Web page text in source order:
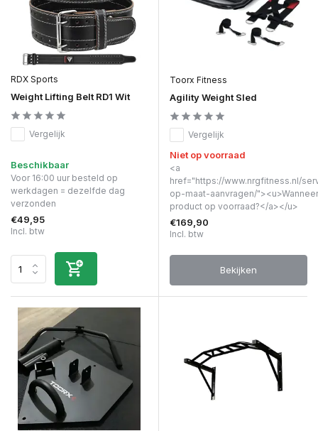
RDX Sports
Weight Lifting Belt RD1 Wit
Vergelijk
Beschikbaar
Voor 16:00 uur besteld op
werkdagen = dezelfde dag
verzonden
€49,95
Incl. btw
Toorx Fitness
Agility Weight Sled
Vergelijk
Niet op voorraad
<a
href="https://www.nrgfitness.nl/
op-maat-aanvragen/
product op voorraad?</a></u>
€169,90
Incl. btw
Bekijken